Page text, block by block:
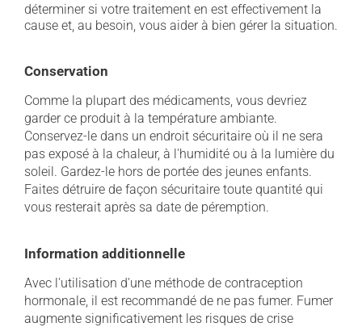
déterminer si votre traitement en est effectivement la
cause et, au besoin, vous aider à bien gérer la situation.
Conservation
Comme la plupart des médicaments, vous devriez
garder ce produit à la température ambiante.
Conservez-le dans un endroit sécuritaire où il ne sera
pas exposé à la chaleur, à l'humidité ou à la lumière du
soleil. Gardez-le hors de portée des jeunes enfants.
Faites détruire de façon sécuritaire toute quantité qui
vous resterait après sa date de péremption.
Information additionnelle
Avec l'utilisation d'une méthode de contraception
hormonale, il est recommandé de ne pas fumer. Fumer
augmente significativement les risques de crise